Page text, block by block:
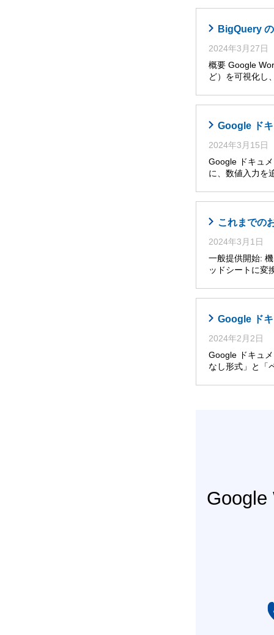
BigQuery
2024年3月27日
概要 Google
ど）を可視化し
Google ド
2024年3月15日
Google ドキュ
に、数値入力を
これまでの
2024年3月1日
一般提供開始:
ッドシートに変
Google ド
2024年2月2日
Google ドキュ
なし形式」と「
Google